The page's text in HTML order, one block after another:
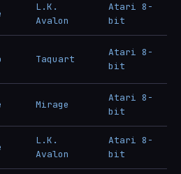
L.K.
Avalon
Atari 8-
bit
Taquart
Atari 8-
bit
Mirage
Atari 8-
bit
L.K.
Avalon
Atari 8-
bit